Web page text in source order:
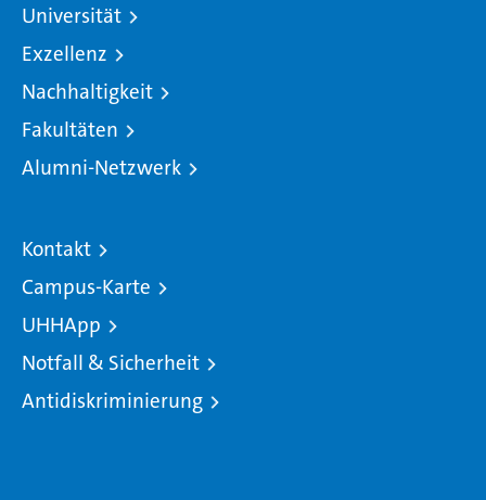
Universität
Exzellenz
Nachhaltigkeit
Fakultäten
Alumni-Netzwerk
Kontakt
Campus-Karte
UHHApp
Notfall & Sicherheit
Antidiskriminierung